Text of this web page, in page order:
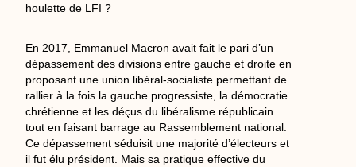
houlette de LFI ?
En 2017, Emmanuel Macron avait fait le pari d’un
dépassement des divisions entre gauche et droite en
proposant une union libéral-socialiste permettant de
rallier à la fois la gauche progressiste, la démocratie
chrétienne et les déçus du libéralisme républicain
tout en faisant barrage au Rassemblement national.
Ce dépassement séduisit une majorité d’électeurs et
il fut élu président. Mais sa pratique effective du